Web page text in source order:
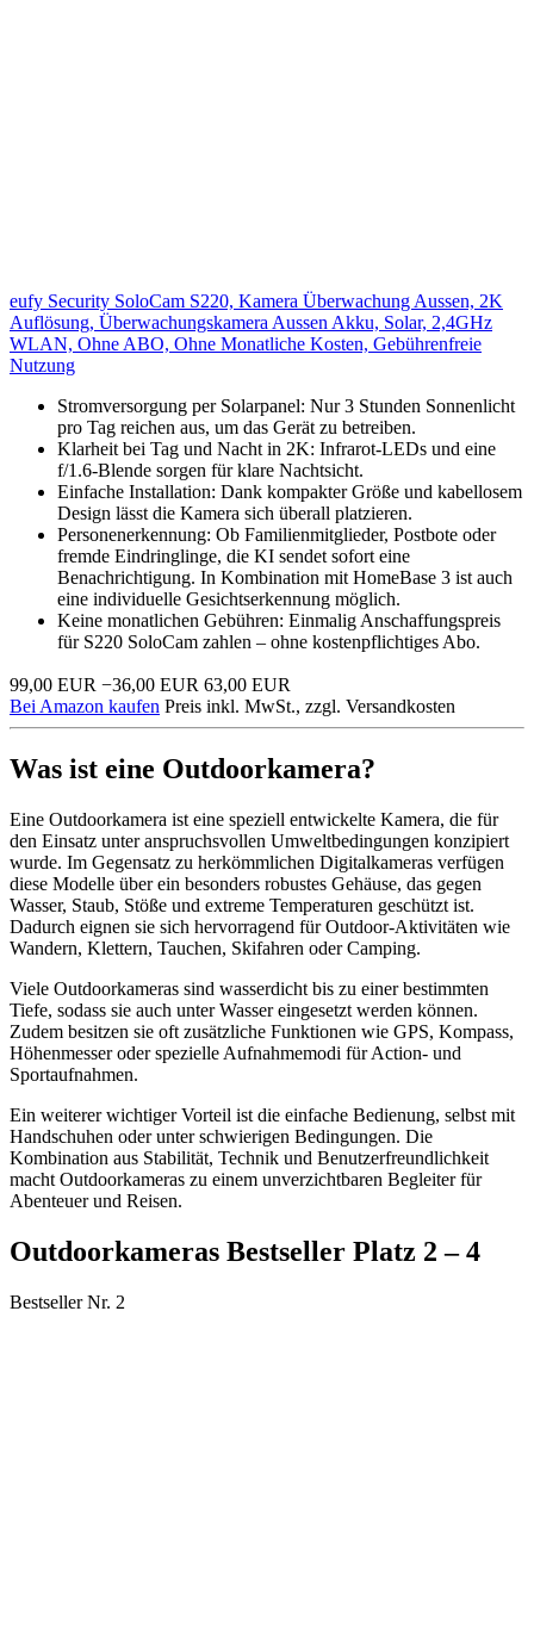
eufy Security SoloCam S220, Kamera Überwachung Aussen, 2K
Auflösung, Überwachungskamera Aussen Akku, Solar, 2,4GHz
WLAN, Ohne ABO, Ohne Monatliche Kosten, Gebührenfreie
Nutzung
Stromversorgung per Solarpanel: Nur 3 Stunden Sonnenlicht
pro Tag reichen aus, um das Gerät zu betreiben.
Klarheit bei Tag und Nacht in 2K: Infrarot-LEDs und eine
f/1.6-Blende sorgen für klare Nachtsicht.
Einfache Installation: Dank kompakter Größe und kabellosem
Design lässt die Kamera sich überall platzieren.
Personenerkennung: Ob Familienmitglieder, Postbote oder
fremde Eindringlinge, die KI sendet sofort eine
Benachrichtigung. In Kombination mit HomeBase 3 ist auch
eine individuelle Gesichtserkennung möglich.
Keine monatlichen Gebühren: Einmalig Anschaffungspreis
für S220 SoloCam zahlen – ohne kostenpflichtiges Abo.
99,00 EUR −36,00 EUR 63,00 EUR
Bei Amazon kaufen Preis inkl. MwSt., zzgl. Versandkosten
Was ist eine Outdoorkamera?
Eine Outdoorkamera ist eine speziell entwickelte Kamera, die für
den Einsatz unter anspruchsvollen Umweltbedingungen konzipiert
wurde. Im Gegensatz zu herkömmlichen Digitalkameras verfügen
diese Modelle über ein besonders robustes Gehäuse, das gegen
Wasser, Staub, Stöße und extreme Temperaturen geschützt ist.
Dadurch eignen sie sich hervorragend für Outdoor-Aktivitäten wie
Wandern, Klettern, Tauchen, Skifahren oder Camping.
Viele Outdoorkameras sind wasserdicht bis zu einer bestimmten
Tiefe, sodass sie auch unter Wasser eingesetzt werden können.
Zudem besitzen sie oft zusätzliche Funktionen wie GPS, Kompass,
Höhenmesser oder spezielle Aufnahmemodi für Action- und
Sportaufnahmen.
Ein weiterer wichtiger Vorteil ist die einfache Bedienung, selbst mit
Handschuhen oder unter schwierigen Bedingungen. Die
Kombination aus Stabilität, Technik und Benutzerfreundlichkeit
macht Outdoorkameras zu einem unverzichtbaren Begleiter für
Abenteuer und Reisen.
Outdoorkameras Bestseller Platz 2 – 4
Bestseller Nr. 2